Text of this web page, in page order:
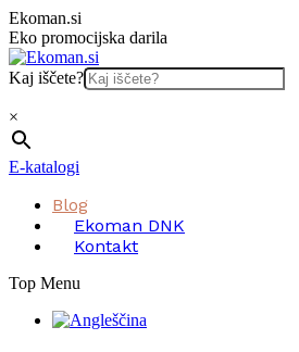
Skip
to
content
Ekoman.si
Eko promocijska darila
Kaj iščete?
×
E-katalogi
Blog
Ekoman DNK
Kontakt
Top Menu